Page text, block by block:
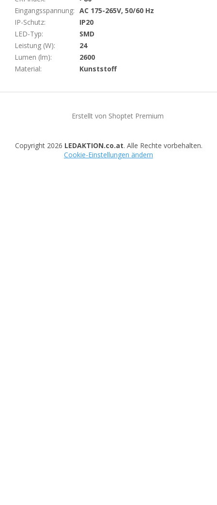
Eingangsspannung: AC 175-265V, 50/60 Hz
IP-Schutz:
IP20
LED-Typ:
SMD
Leistung (W):
24
Lumen (lm):
2600
Material: Kunststoff
F
Erstellt von Shoptet Premium
Copyright 2026 LEDAKTION.co.at. Alle Rechte vorbehalten.
Cookie-Einstellungen ändern